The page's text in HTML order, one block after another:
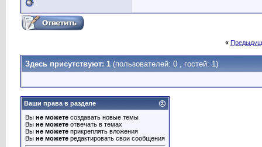
«
Здесь присутствуют: 1 (пользователей: 0 , гостей: 1)
Ваши права в разделе
Вы не можете создавать новые темы
Вы не можете отвечать в темах
Вы не можете прикреплять вложения
Вы не можете редактировать свои сообщения